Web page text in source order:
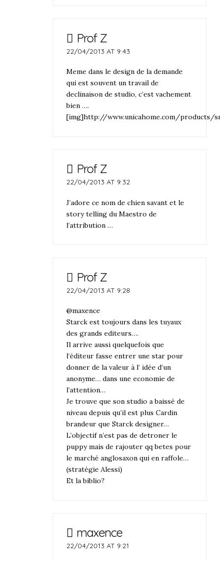
Prof Z
22/04/2013 AT 9:43
Meme dans le design de la demande
qui est souvent un travail de
declinaison de studio, c’est vachement
bien ….
[img]http://www.unicahome.com/products/
Prof Z
22/04/2013 AT 9:32
J’adore ce nom de chien savant et le
story telling du Maestro de
l’attribution …
Prof Z
22/04/2013 AT 9:28
@maxence
Starck est toujours dans les tuyaux
des grands editeurs….
Il arrive aussi quelquefois que
l’éditeur fasse entrer une star pour
donner de la valeur à l’ idée d’un
anonyme… dans une economie de
l’attention…
Je trouve que son studio a baissé de
niveau depuis qu’il est plus Cardin
brandeur que Starck designer…
L’objectif n’est pas de detroner le
puppy mais de rajouter qq betes pour
le marché anglosaxon qui en raffole…
(stratégie Alessi)
Et la biblio?
maxence
22/04/2013 AT 9:21